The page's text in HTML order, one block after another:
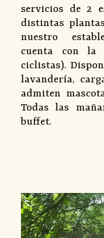
servicios de 2
distintas
nuestro
cuenta con la
ciclistas).
lavandería,
admiten
Todas las
buffet.